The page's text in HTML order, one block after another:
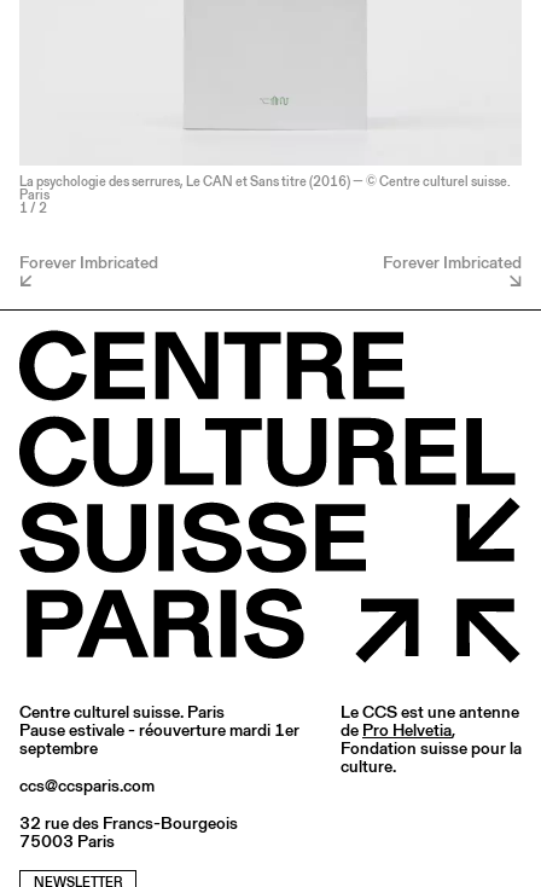
La psychologie des serrures, Le CAN et Sans titre (2016) — © Centre culturel suisse.
Paris
1 / 2
Forever Imbricated Forever Imbricated
Centre culturel suisse. Paris
Pause estivale - réouverture mardi 1er
septembre
ccs@ccsparis.com
32 rue des Francs-Bourgeois
75003 Paris
NEWSLETTER
Le CCS est une antenne
de Pro Helvetia,
Fondation suisse pour la
culture.